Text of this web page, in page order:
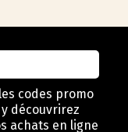
codes promo
découvrirez
achats en ligne